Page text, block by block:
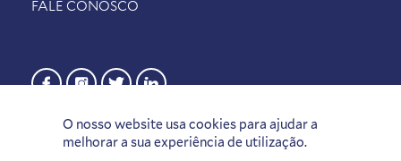
O nosso website usa cookies para ajudar a
melhorar a sua experiência de utilização.
FALE CONOSCO